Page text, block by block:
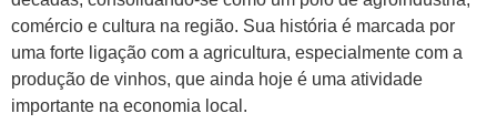
comércio e cultura na região. Sua história é marcada por
uma forte ligação com a agricultura, especialmente com a
produção de vinhos, que ainda hoje é uma atividade
importante na economia local.